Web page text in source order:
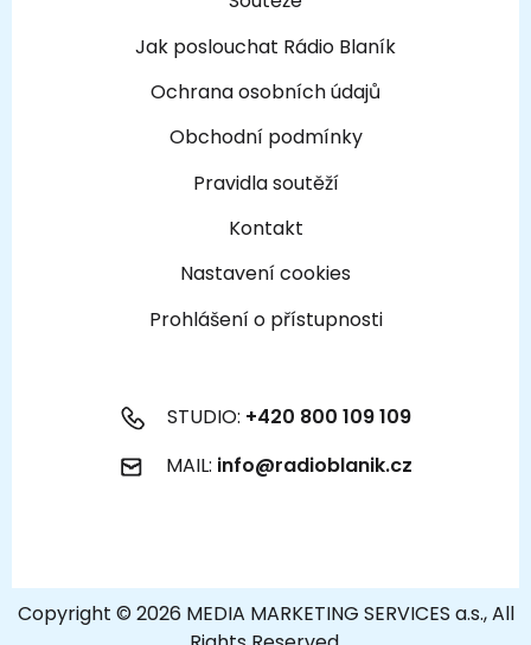
Jak poslouchat Rádio Blaník
Ochrana osobních údajů
Obchodní podmínky
Pravidla soutěží
Kontakt
Nastavení cookies
Prohlášení o přístupnosti
STUDIO: +420 800 109 109
MAIL: info@radioblanik.cz
Copyright © 2026 MEDIA MARKETING SERVICES a.s., All